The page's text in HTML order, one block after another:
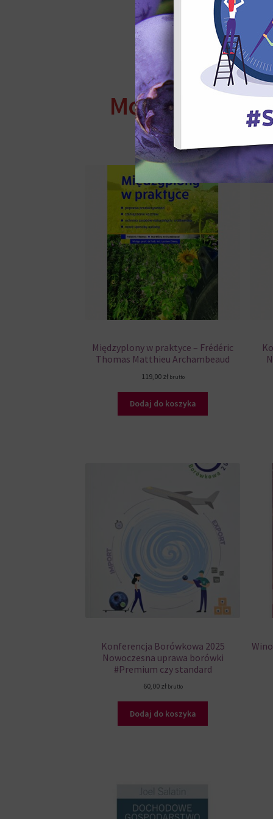
Zamów
Może
Międzyplony w praktyce – Frédéric
Thomas Matthieu Archambeaud
119,00 zł brutto
Dodaj do koszyka
Konferencja Borówkowa 2025
Nowoczesna uprawa borówki
#Premium czy standard
60,00 zł brutto
Dodaj do koszyka